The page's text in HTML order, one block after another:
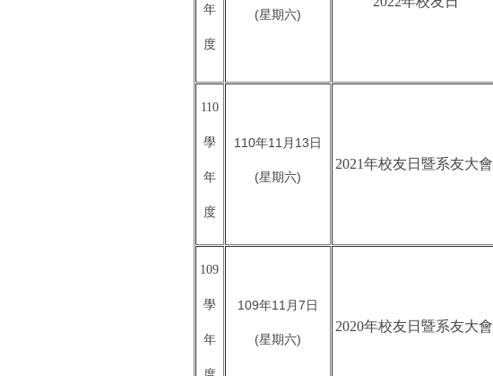
年
度
(星期六)
110
學
年
度
110年11月13日
(星期六)
2021年校友日暨系友大會
109
學
年
109年11月7日
(星期六)
2020年校友日暨系友大會